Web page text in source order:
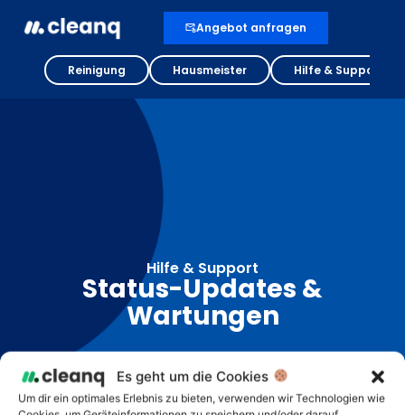
Es geht um die Cookies
Um dir ein optimales Erlebnis zu bieten, verwenden wir Technologien wie
Reinigung Hausmeister Hilfe & Support
Angebot anfragen
Hilfe & Support
Status-Updates &
Wartungen